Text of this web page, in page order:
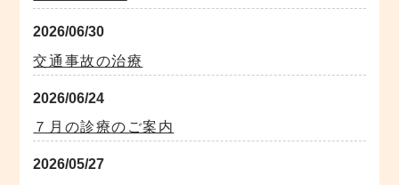
2026/06/30
交通事故の治療
2026/06/24
７月の診療のご案内
2026/05/27